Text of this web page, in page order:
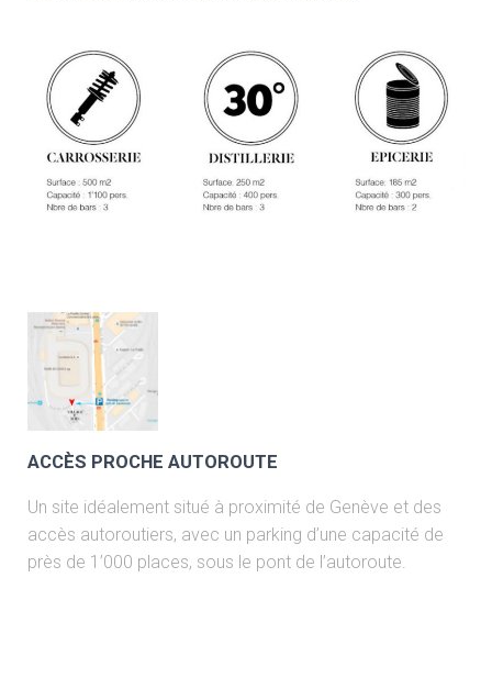
ACCÈS PROCHE AUTOROUTE
Un site idéalement situé à proximité de Genève et des
accès autoroutiers, avec un parking d’une capacité de
près de 1’000 places, sous le pont de l’autoroute.